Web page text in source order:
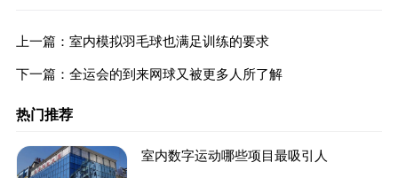
上一篇： 室内模拟羽毛球也满足训练的要求
下一篇： 全运会的到来网球又被更多人所了解
热门推荐
室内数字运动哪些项目最吸引人